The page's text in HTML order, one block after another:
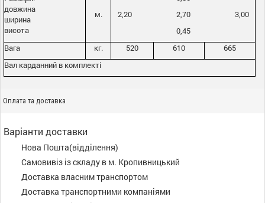
довжина
ширина
висота
м.
2,20 2,70 3,00
0,45
Вага
кг. 520 610
665
Вал карданний в комплекті
Оплата та доставка
Варіанти доставки
Нова Пошта(відділення)
Самовивіз із складу в м. Кропивницький
Доставка власним транспортом
Доставка транспортними компаніями